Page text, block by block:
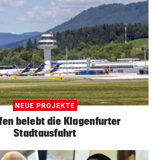
NEUE PROJEKTE
belebt die Klagenfurter
Stadtausfahrt